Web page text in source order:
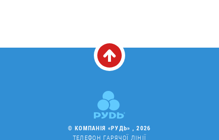
© КОМПАНІЯ «РУДЬ» , 2026
ТЕЛЕФОН ГАРЯЧОЇ ЛІНІЇ